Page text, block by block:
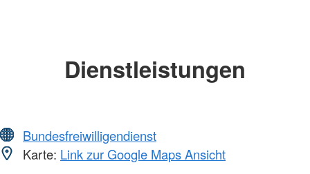
Dienstleistungen
Bundesfreiwilligendienst
Karte: Link zur Google Maps Ansicht